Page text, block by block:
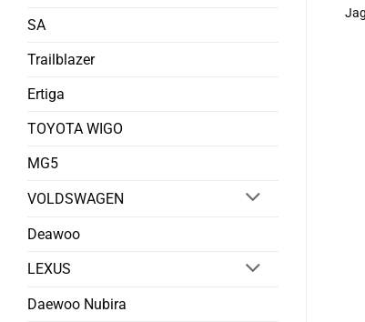
SA
Trailblazer
Ertiga
TOYOTA WIGO
MG5
VOLDSWAGEN
Deawoo
LEXUS
Daewoo Nubira